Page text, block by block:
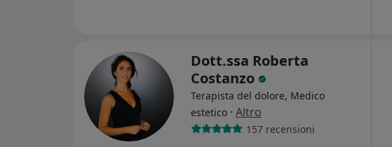
Dott.ssa Roberta
Costanzo
Terapista del dolore, Medico
estetico · Altro
157 recensioni